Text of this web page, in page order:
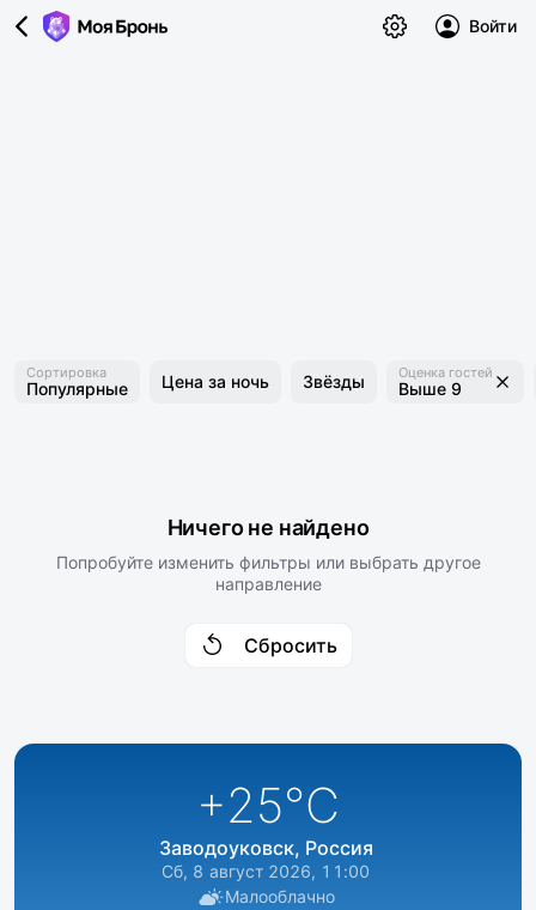
Войти
Сортировка
Популярные Цена за ночь Звёзды Оценка гостей
Выше 9
Ничего не найдено
Попробуйте изменить фильтры или выбрать другое
направление
Сбросить
+25°C
Заводоуковск, Россия
Сб, 8 август 2026, 11:00
Малооблачно